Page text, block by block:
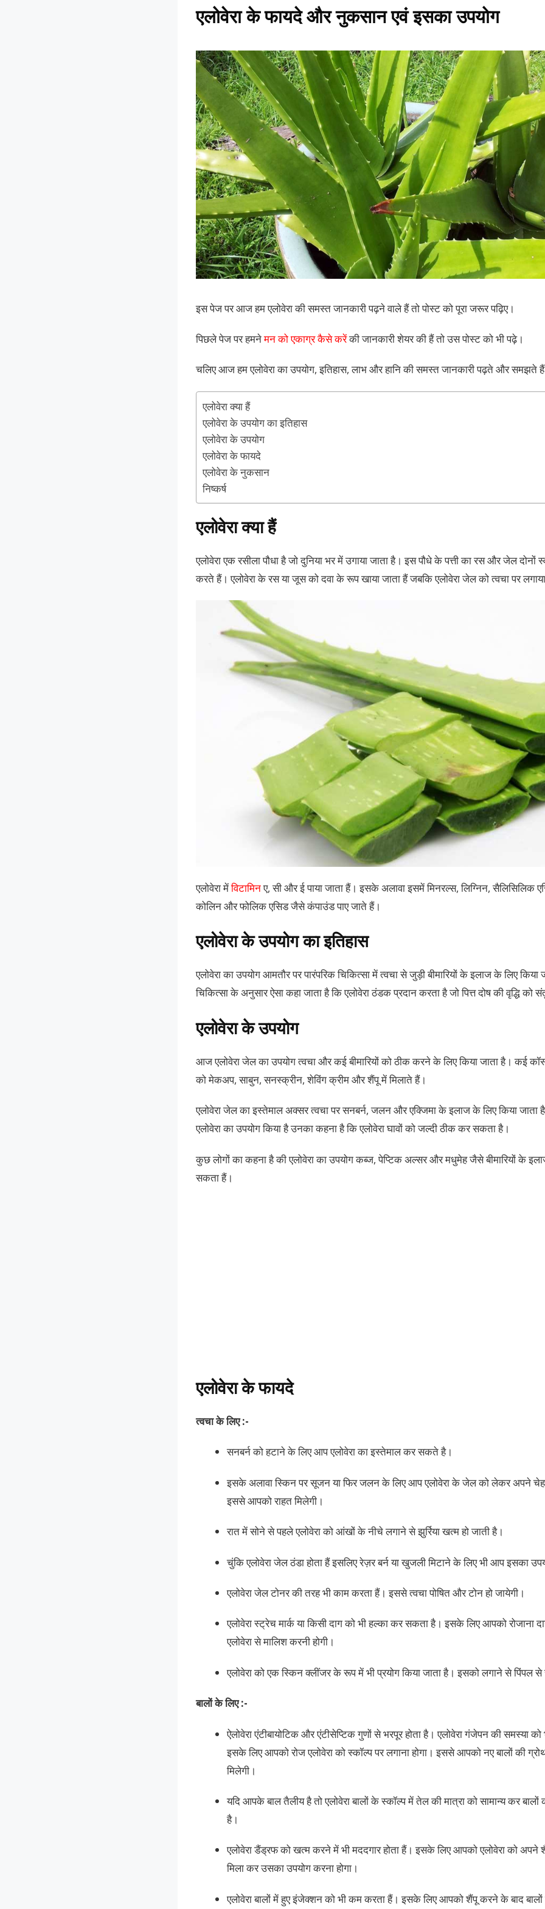
एलोवेरा के फायदे और नुकसान एवं इसका उपयोग
इस पेज पर आज हम एलोवेरा की समस्त जानकारी पढ़ने वाले हैं तो पोस्ट को पूरा जरूर पढ़िए।
पिछले पेज पर हमनेमन को एकाग्र कैसे करेंकी जानकारी शेयर की हैं तो उस पोस्ट को भी पढ़े।
चलिए आज हम एलोवेरा का उपयोग, इतिहास, लाभ और हानि की समस्त जानकारी पढ़ते और समझते
एलोवेरा क्या हैं
एलोवेरा के उपयोग का इतिहास
एलोवेरा के उपयोग
एलोवेरा के फायदे
एलोवेरा के नुकसान
निष्कर्ष
एलोवेरा क्या हैं
एलोवेरा एक रसीला पौधा है जो दुनिया भर में उगाया जाता है। इस पौधे के पत्ती का रस और जेल दोनों
करते हैं। एलोवेरा के रस या जूस को दवा के रूप खाया जाता हैं जबकि एलोवेरा जेल को त्वचा पर
एलोवेरा मेंविटामिनए, सी और ई पाया जाता हैं। इसके अलावा इसमें मिनरल्स, लिग्निन, सैलिसिलिक
कोलिन और फोलिक एसिड जैसे कंपाउंड पाए जाते हैं।
एलोवेरा के उपयोग का इतिहास
एलोवेरा का उपयोग आमतौर पर पारंपरिक चिकित्सा में त्वचा से जुड़ी बीमारियों के इलाज के लिए किया
चिकित्सा के अनुसार ऐसा कहा जाता है कि एलोवेरा ठंडक प्रदान करता है जो पित्त दोष की वृद्धि को
एलोवेरा के उपयोग
आज एलोवेरा जेल का उपयोग त्वचा और कई बीमारियों को ठीक करने के लिए किया जाता है। कई
को मेकअप, साबुन, सनस्क्रीन, शेविंग क्रीम और शैंपू में मिलाते हैं।
एलोवेरा जेल का इस्तेमाल अक्सर त्वचा पर सनबर्न, जलन और एक्जिमा के इलाज के लिए किया जाता
एलोवेरा का उपयोग किया है उनका कहना है कि एलोवेरा घावों को जल्दी ठीक कर सकता है।
कुछ लोगों का कहना है की एलोवेरा का उपयोग कब्ज, पेप्टिक अल्सर और मधुमेह जैसे बीमारियों के
सकता हैं।
एलोवेरा के फायदे
त्वचा के लिए :-
सनबर्न को हटाने के लिए आप एलोवेरा का इस्तेमाल कर सकते है।
इसके अलावा स्‍किन पर सूजन या फिर जलन के लिए आप एलोवेरा के जेल को लेकर अपने
इससे आपको राहत मिलेगी।
रात में सोने से पहले एलोवेरा को आंखों के नीचे लगाने से झुर्रिया खत्म हो जाती है।
चुंकि एलोवेरा जेल ठंडा होता हैं इसलिए रेज़र बर्न या खुजली मिटाने के लिए भी आप इसका
एलोवेरा जेल टोनर की तरह भी काम करता हैं। इससे त्वचा पोषित और टोन हो जायेगी।
एलोवेरा स्ट्रेच मार्क या किसी दाग को भी हल्का कर सकता है। इसके लिए आपको रोजाना
एलोवेरा से मालिश करनी होगी।
एलोवेरा को एक स्‍किन क्‍लींजर के रूप में भी प्रयोग किया जाता है। इसको लगाने से पिंपल से
बालों के लिए :-
ऐलोवेरा एंटीबायोटिक और एंटीसेप्टिक गुणों से भरपूर होता है। एलोवेरा गंजेपन की समस्या
इसके लिए आपको रोज एलोवेरा को स्कॉल्प पर लगाना होगा। इससे आपको नए बालों की
मिलेगी।
यदि आपके बाल तैलीय है तो एलोवेरा बालों के स्कॉल्प में तेल की मात्रा को सामान्य कर बालों
है।
एलोवेरा डैंड्रफ को खत्म करने में भी मददगार होता हैं। इसके लिए आपको एलोवेरा को अपने
मिला कर उसका उपयोग करना होगा।
एलोवेरा बालों में हुए इंजेक्शन को भी कम करता हैं। इसके लिए आपको शैंपू करने के बाद